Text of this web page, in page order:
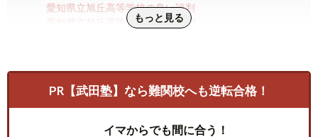
愛知県立旭丘高等学校の良い評判
愛知県立旭丘高等学校の悪い評判
もっと見る
PR【武田塾】なら難関校へも逆転合格！
イマからでも間に合う！